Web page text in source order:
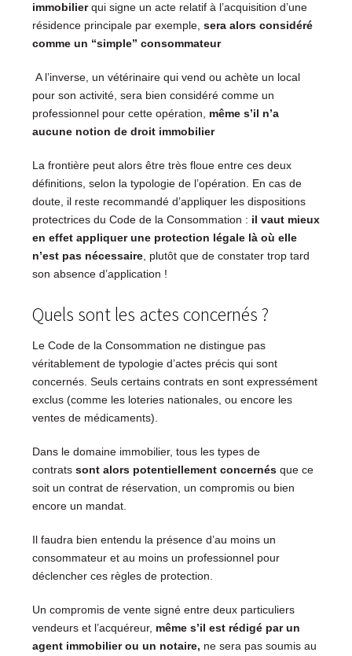
immobilierqui signe un acte relatif à l’acquisition d’une
résidence principale par exemple, sera alors considéré
comme un “simple” consommateur
A l’inverse, un vétérinaire qui vend ou achète un local
pour son activité, sera bien considéré comme un
professionnel pour cette opération, même s’il n’a
aucune notion de droit immobilier
La frontière peut alors être très floue entre ces deux
définitions, selon la typologie de l’opération. En cas de
doute, il reste recommandé d’appliquer les dispositions
protectrices du Code de la Consommation : il vaut mieux
en effet appliquer une protection légale là où elle
n’est pas nécessaire, plutôt que de constater trop tard
son absence d’application !
Quels sont les actes concernés ?
Le Code de la Consommation ne distingue pas
véritablement de typologie d’actes précis qui sont
concernés. Seuls certains contrats en sont expressément
exclus (comme les loteries nationales, ou encore les
ventes de médicaments).
Dans le domaine immobilier, tous les types de
contrats sont alors potentiellement concernés que ce
soit un contrat de réservation, un compromis ou bien
encore un mandat.
Il faudra bien entendu la présence d’au moins un
consommateur et au moins un professionnel pour
déclencher ces règles de protection.
Un compromis de vente signé entre deux particuliers
vendeurs et l’acquéreur, même s’il est rédigé par un
agent immobilier ou un notaire, ne sera pas soumis au